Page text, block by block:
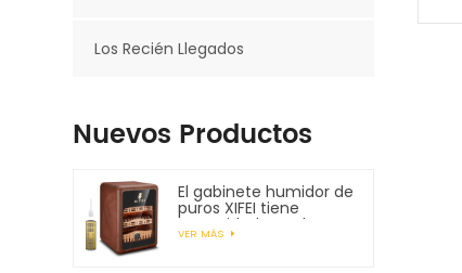
Los Recién Llegados
Nuevos Productos
El gabinete humidor de
puros XIFEI tiene
capacidad para hasta
150 puros
VER MÁS